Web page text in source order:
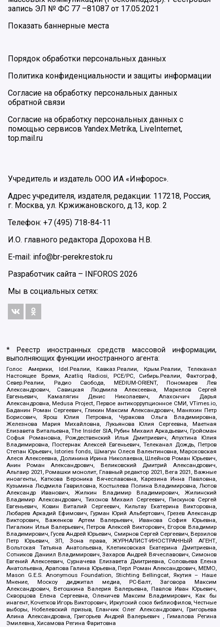
запись ЭЛ № ФС 77 –81087 от 17.05.2021
Показать баннерные места
Порядок обработки персональных данных
Политика конфиденциальности и защиты информации
Согласие на обработку персональных данных
обратной связи
Согласие на обработку персональных данных с
помощью сервисов Yandex.Metrika, LiveInternet,
top.mail.ru
Учредитель и издатель ООО ИА «Инфорос».
Адрес учредителя, издателя, редакции: 117218, Россия,
г. Москва, ул. Кржижановского, д.13, кор. 2
Телефон: +7 (495) 718-84-11
И.О. главного редактора Дорохова Н.В.
E-mail: info@br-perekrestok.ru
Разработчик сайта –
INFOROS 2026
Мы в социальных сетях:
* Реестр иностранных средств массовой информации,
выполняющих функции иностранного агента:
Голос Америки, Idel.Реалии, Кавказ.Реалии, Крым.Реалии, Телеканал
Настоящее Время, Azatliq Radiosi, PCE/PC, Сибирь.Реалии, Фактограф,
Север.Реалии, Радио Свобода, MEDIUM-ORIENT, Пономарев Лев
Александрович, Савицкая Людмила Алексеевна, Маркелов Сергей
Евгеньевич, Камалягин Денис Николаевич, Апахончич Дарья
Александровна, Medusa Project, Первое антикоррупционное СМИ, VTimes.io,
Баданин Роман Сергеевич, Гликин Максим Александрович, Маняхин Петр
Борисович, Ярош Юлия Петровна, Чуракова Ольга Владимировна,
Железнова Мария Михайловна, Лукьянова Юлия Сергеевна, Маетная
Елизавета Витальевна, The Insider SIA, Рубин Михаил Аркадьевич, Гройсман
Софья Романовна, Рождественский Илья Дмитриевич, Апухтина Юлия
Владимировна, Постернак Алексей Евгеньевич, Телеканал Дождь, Петров
Степан Юрьевич, Istories fonds, Шмагун Олеся Валентиновна, Мароховская
Алеся Алексеевна, Долинина Ирина Николаевна, Шлейнов Роман Юрьевич,
Анин Роман Александрович, Великовский Дмитрий Александрович,
Альтаир 2021, Ромашки монолит, Главный редактор 2021, Вега 2021, Важные
иноагенты, Каткова Вероника Вячеславовна, Карезина Инна Павловна,
Кузьмина Людмила Гавриловна, Костылева Полина Владимировна, Лютов
Александр Иванович, Жилкин Владимир Владимирович, Жилинский
Владимир Александрович, Тихонов Михаил Сергеевич, Пискунов Сергей
Евгеньевич, Ковин Виталий Сергеевич, Кильтау Екатерина Викторовна,
Любарев Аркадий Ефимович, Гурман Юрий Альбертович, Грезев Александр
Викторович, Важенков Артем Валерьевич, Иванова София Юрьевна,
Пигалкин Илья Валерьевич, Петров Алексей Викторович, Егоров Владимир
Владимирович, Гусев Андрей Юрьевич, Смирнов Сергей Сергеевич, Верзилов
Петр Юрьевич, ЗП, Зона права, ЖУРНАЛИСТ-ИНОСТРАННЫЙ АГЕНТ,
Вольтская Татьяна Анатольевна, Клепиковская Екатерина Дмитриевна,
Сотников Даниил Владимирович, Захаров Андрей Вячеславович, Симонов
Евгений Алексеевич, Сурначева Елизавета Дмитриевна, Соловьева Елена
Анатольевна, Арапова Галина Юрьевна, Перл Роман Александрович, МЕМО,
Mason G.E.S. Anonymous Foundation, Stichting Bellingcat, Якутия – Наше
Мнение, Москоу диджитал медиа, РС-Балт, Заговора Максим
Александрович, Ветошкина Валерия Валерьевна, Павлов Иван Юрьевич,
Скворцова Елена Сергеевна, Оленичев Максим Владимирович, Как бы
инагент, Кочетков Игорь Викторович, Иркутский союз библиофилов, Честные
выборы, Нобелевский призыв, Еланчик Олег Александрович, Григорьева
Алина Александровна, Григорьев Андрей Валерьевич , Гималова Регина
Эмилевна, Хисамова Регина Фаритовна